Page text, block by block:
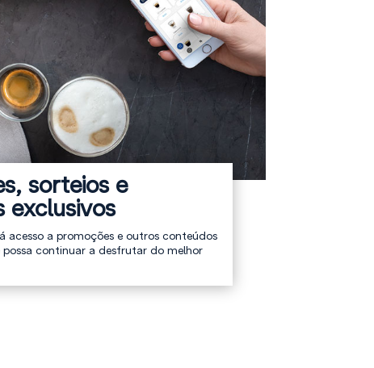
sorteios e
exclusivos
acesso a promoções e outros conteúdos
possa continuar a desfrutar do melhor